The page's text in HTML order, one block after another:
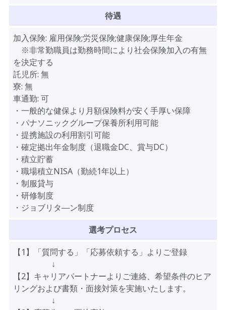
待遇
加入保険: 雇用保険;労災保険;健康保険;厚生年金
※非常勤職員は勤務時間により社会保険加入の有無
を決定する
託児所: 無
寮: 無
車通勤: 可
・一般的な健保より月額保険料が安く手厚い保障
・パナソニックグループ保養所利用可能
・提携施設の利用割引可能
・確定拠出年金制度（退職金DC、賞与DC）
・積立貯蓄
・職場積立NISA（勤続1年以上）
・制服貸与
・研修制度
・ジョブリタ―ン制度
選考プロセス
【1】「質問する」「応募依頼する」よりご登録
↓
【2】キャリアパートナーよりご連絡、希望条件のヒア
リングおよび書類・面接対策を実施いたします。
↓